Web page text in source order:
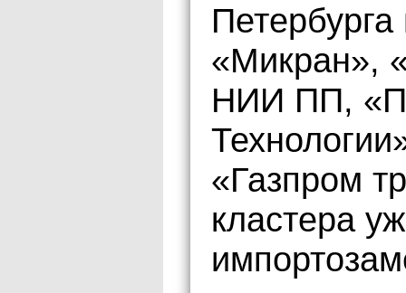
«Микран»,
НИИ ПП,
«Газпром
кластера